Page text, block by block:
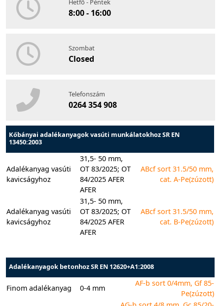
Hetfõ - Péntek
8:00 - 16:00
Szombat
Closed
Telefonszám
0264 354 908
Kőbányai adalékanyagok vasúti munkálatokhoz SR EN
13450:2003
Adalékanyag vasúti
kavicságyhoz
31,5- 50 mm,
OT 83/2025; OT
84/2025 AFER
AFER
ABcf sort 31.5/50 mm,
cat. A-Pe(zúzott)
Adalékanyag vasúti
kavicságyhoz
31,5- 50 mm,
OT 83/2025; OT
84/2025 AFER
AFER
ABcf sort 31.5/50 mm,
cat. B-Pe(zúzott)
Adalékanyagok betonhoz SR EN 12620+A1:2008
Finom adalékanyag 0-4 mm
AF-b sort 0/4mm, Gf 85-
Pe(zúzott)